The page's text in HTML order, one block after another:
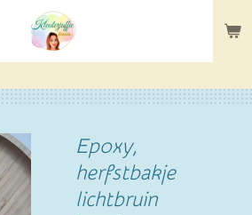
Epoxy,
herfstbakje
lichtbruin